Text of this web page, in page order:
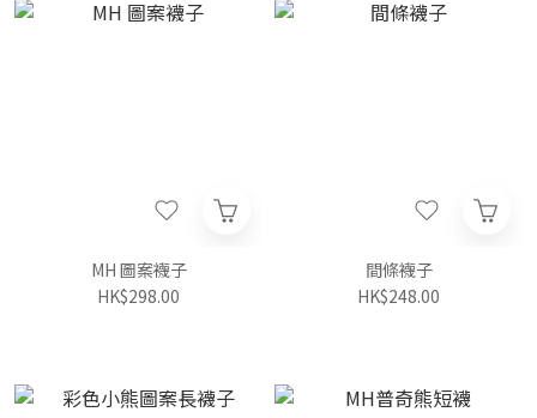
MH 圖案襪子
HK$298.00
間條襪子
HK$248.00